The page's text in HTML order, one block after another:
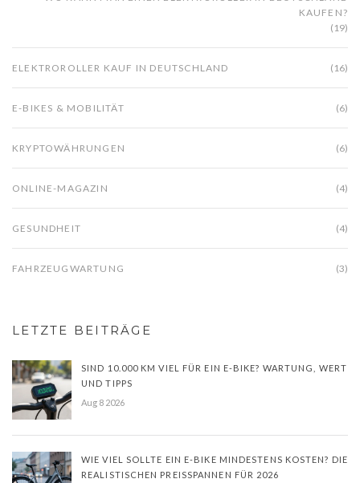
KAUFEN?
(19)
ELEKTROROLLER KAUF IN DEUTSCHLAND (16)
E-BIKES & MOBILITÄT (6)
KRYPTOWÄHRUNGEN (6)
ONLINE-MAGAZIN (4)
GESUNDHEIT (4)
FAHRZEUGWARTUNG (3)
LETZTE BEITRÄGE
SIND 10.000 KM VIEL FÜR EIN E-BIKE? WARTUNG, WERT
UND TIPPS
Aug 8 2026
WIE VIEL SOLLTE EIN E-BIKE MINDESTENS KOSTEN? DIE
REALISTISCHEN PREISSPANNEN FÜR 2026